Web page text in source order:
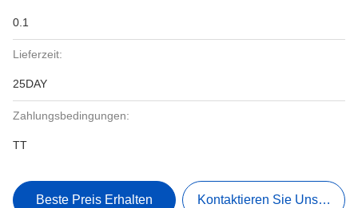
0.1
Lieferzeit:
25DAY
Zahlungsbedingungen:
TT
Beste Preis Erhalten Kontaktieren Sie Uns Jetzt